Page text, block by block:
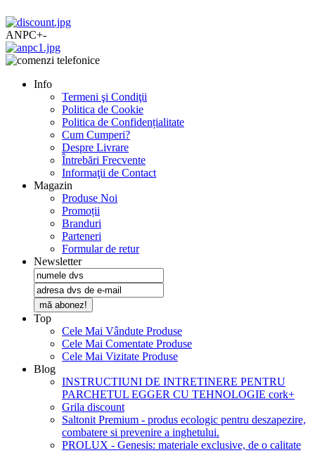
ANPC+-
Info
Termeni şi Condiţii
Politica de Cookie
Politica de Confidențialitate
Cum Cumperi?
Despre Livrare
Întrebări Frecvente
Informaţii de Contact
Magazin
Produse Noi
Promoții
Branduri
Parteneri
Formular de retur
Newsletter
mă abonez!
Top
Cele Mai Vândute Produse
Cele Mai Comentate Produse
Cele Mai Vizitate Produse
Blog
INSTRUCTIUNI DE INTRETINERE PENTRU
PARCHETUL EGGER CU TEHNOLOGIE cork+
Grila discount
Saltonit Premium - produs ecologic pentru deszapezire,
combatere si prevenire a inghetului.
PROLUX - Genesis: materiale exclusive, de o calitate